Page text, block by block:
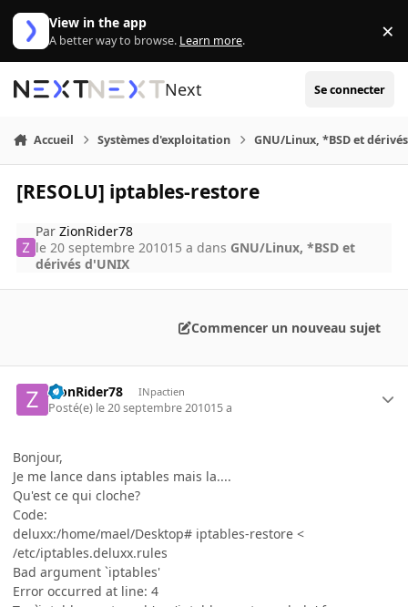
Aller au contenu
View in the app
A better way to browse. Learn more. ×
Next Se connecter
Accueil Systèmes d'exploitation GNU/Linux, *BSD et
[RESOLU] iptables-restore
ParZionRider78
le 20 septembre 201015 a dans GNU/Linux, *BSD et
dérivés d'UNIX
Commencer un nouveau sujet
ZionRider78 INpactien
Posté(e) le 20 septembre 201015 a
Bonjour,
Je me lance dans iptables mais la....
Qu'est ce qui cloche?
Code:
deluxx:/home/mael/Desktop# iptables-restore <
/etc/iptables.deluxx.rules
Bad argument `iptables'
Error occurred at line: 4